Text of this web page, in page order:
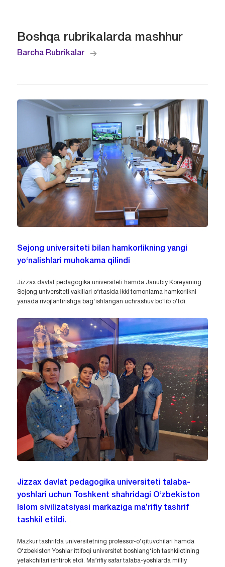
Boshqa rubrikalarda mashhur
Barcha Rubrikalar
Sejong universiteti bilan hamkorlikning yangi
yo‘nalishlari muhokama qilindi
Jizzax davlat pedagogika universiteti hamda Janubiy Koreyaning
Sejong universiteti vakillari o‘rtasida ikki tomonlama hamkorlikni
yanada rivojlantirishga bag‘ishlangan uchrashuv bo‘lib o‘tdi.
Jizzax davlat pedagogika universiteti talaba-
yoshlari uchun Toshkent shahridagi O‘zbekiston
Islom sivilizatsiyasi markaziga ma’rifiy tashrif
tashkil etildi.
Mazkur tashrifda universitetning professor-o‘qituvchilari hamda
O‘zbekiston Yoshlar ittifoqi universitet boshlang‘ich tashkilotining
yetakchilari ishtirok etdi. Ma’rifiy safar talaba-yoshlarda milliy